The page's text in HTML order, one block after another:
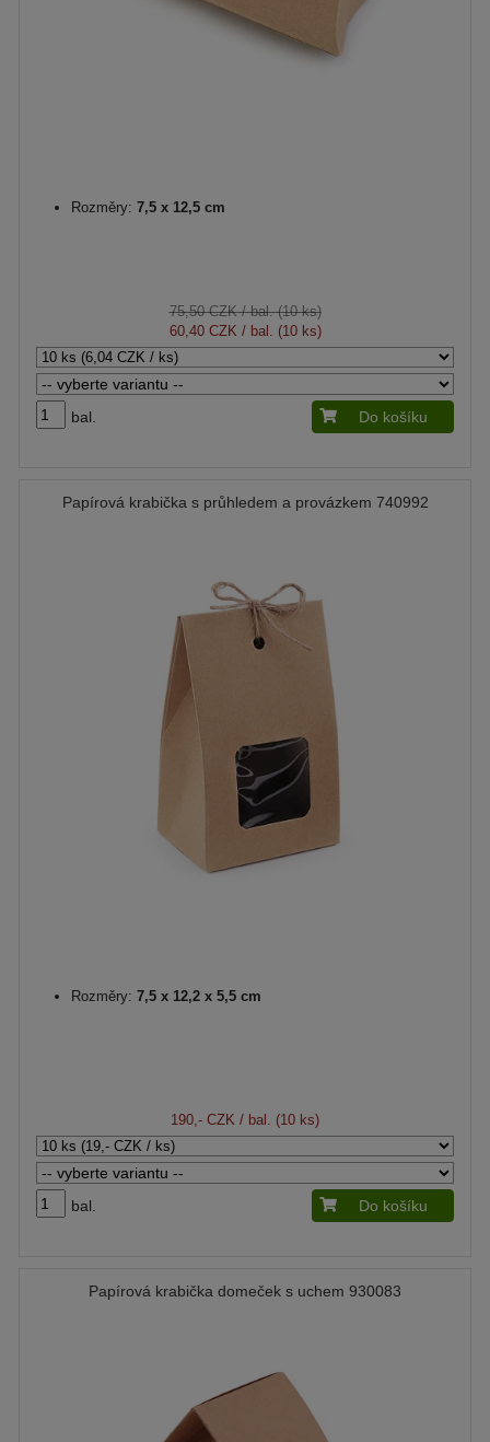
Rozměry: 7,5 x 12,5 cm
75,50 CZK/ bal. (10 ks)
60,40 CZK / bal. (10 ks)
bal. Do košíku
Papírová krabička s průhledem a provázkem 740992
Rozměry: 7,5 x 12,2 x 5,5 cm
190,- CZK / bal. (10 ks)
bal. Do košíku
Papírová krabička domeček s uchem 930083